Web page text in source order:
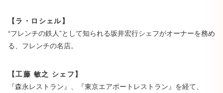
【ラ・ロシェル】
“フレンチの鉄人”として知られる坂井宏行シェフがオーナーを務め
る、フレンチの名店。
【工藤 敏之 シェフ】
『森永レストラン』、『東京エアポートレストラン』を経て、